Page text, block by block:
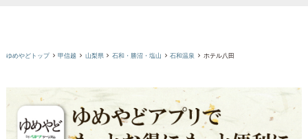
ゆめやどトップ 甲信越 山梨県 石和・勝沼・塩山 石和温泉 ホテル八田